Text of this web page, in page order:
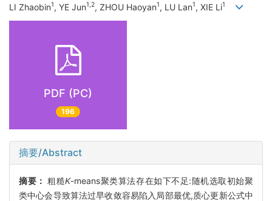
LI Zhaobin1, YE Jun1,2, ZHOU Haoyan1, LU Lan1, XIE Li1
PDF (PC)
196
摘要/Abstract
摘要：粗糙K-means聚类算法存在如下不足:随机选取初始聚
类中心会导致算法过早收敛容易陷入局部最优,质心更新公式中